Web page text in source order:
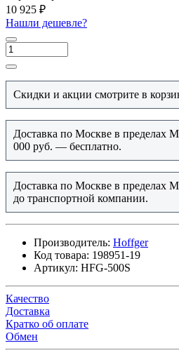
10 925 ₽
Нашли дешевле?
Скидки и акции смотрите в
Доставка по Москве в
000 руб. — бесплатно.
Доставка по Москве в пределах
до транспортной компании.
Производитель: Hoffger
Код товара: 198951-19
Артикул: HFG-500S
Качество
Доставка
Кратко об оплате
Обмен